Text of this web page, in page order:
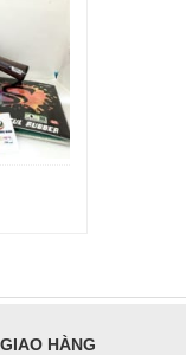
HÀNG